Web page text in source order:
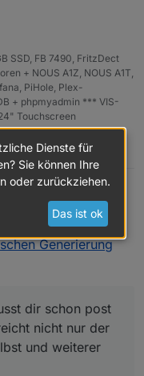
des Blitz-Symbols
unten).
des rechten, leeren
Unterstützt: 'default'
RGBA
Farbschemata
abhängig vom
SSD, FB 7490, FritzDect
+ NOUS A1Z, NOUS A1T,
PiHole, Plex-
+ phpmyadmin *** VIS-
Touchscreen
0
dir schon post #1
nicht nur der
und weiterer Code
Generierung
dir schon post
nicht nur der
und weiterer
Dienste für
Sie können Ihre
oder zurückziehen.
Das ist ok